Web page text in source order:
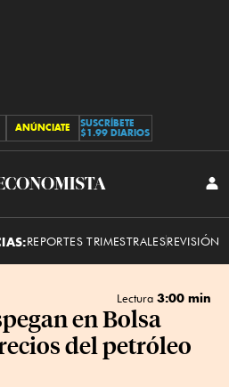
ANÚNCIATE
SUSCRÍBETE
$1.99 DIARIOS
El
REPORTES TRIMESTRALESREVISIÓN
Lectura 3:00 min
en Bolsa
del petróleo